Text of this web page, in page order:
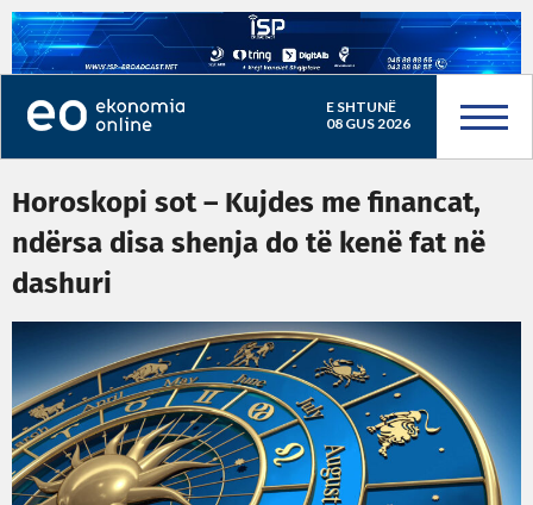
E SHTUNË
08 GUS 2026
Horoskopi sot – Kujdes me financat,
ndërsa disa shenja do të kenë fat në
dashuri